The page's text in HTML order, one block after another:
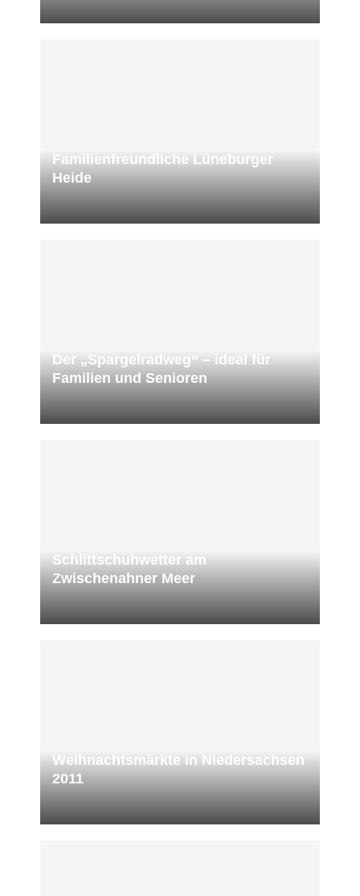
Familienfreundliche Lüneburger
Heide
Der „Spargelradweg“ – ideal für
Familien und Senioren
Schlittschuhwetter am
Zwischenahner Meer
Weihnachtsmärkte in Niedersachsen
2011